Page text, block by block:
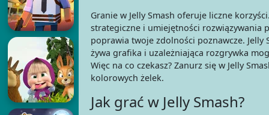
Granie w Jelly Smash oferuje liczne
strategiczne i umiejętności rozwiązywania
poprawia twoje zdolności poznawcze. Jelly
żywa grafika i uzależniająca rozgrywka
Więc na co czekasz? Zanurz się w Jelly
kolorowych żelek.
Jak grać w Jelly Smash?